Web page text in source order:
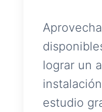
lograr un
estudio